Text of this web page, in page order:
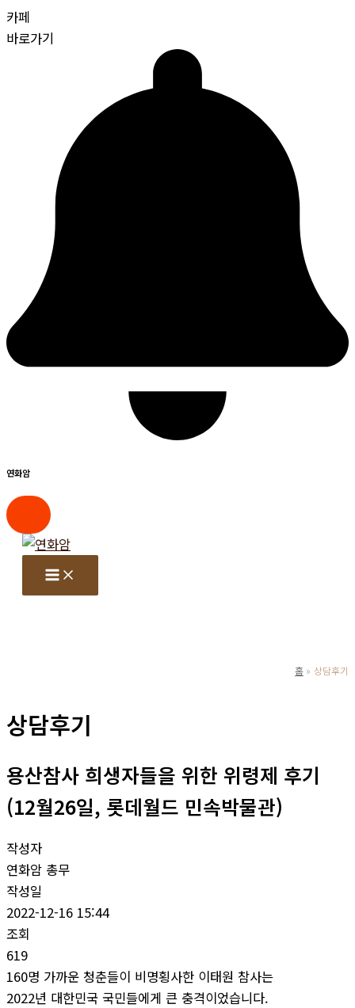
카페
바로가기
연화암
홈 상담후기
상담후기
용산참사 희생자들을 위한 위령제 후기
(12월26일, 롯데월드 민속박물관)
작성자
연화암 총무
작성일
2022-12-16 15:44
조회
619
160명 가까운 청춘들이 비명횡사한 이태원 참사는
2022년 대한민국 국민들에게 큰 충격이었습니다.